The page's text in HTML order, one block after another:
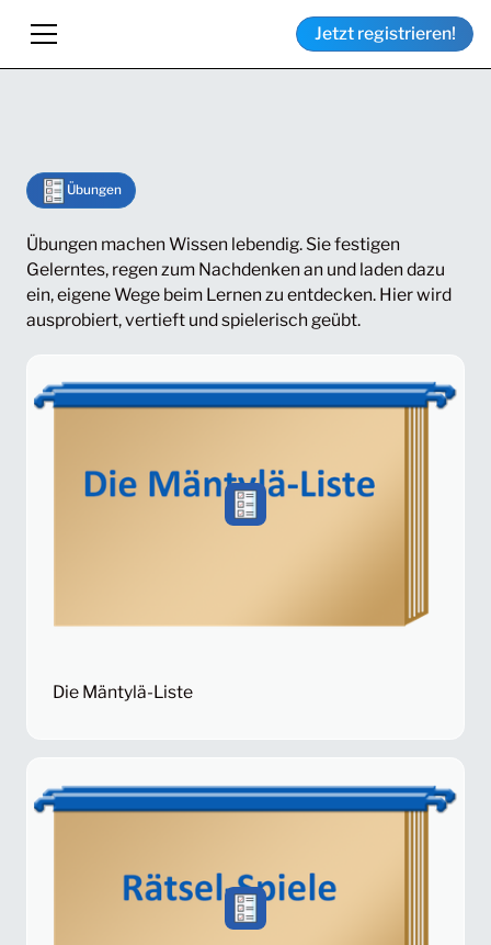
Jetzt registrieren!
Übungen
Übungen machen Wissen lebendig. Sie festigen
Gelerntes, regen zum Nachdenken an und laden dazu
ein, eigene Wege beim Lernen zu entdecken. Hier wird
ausprobiert, vertieft und spielerisch geübt.
Die Mäntylä-Liste